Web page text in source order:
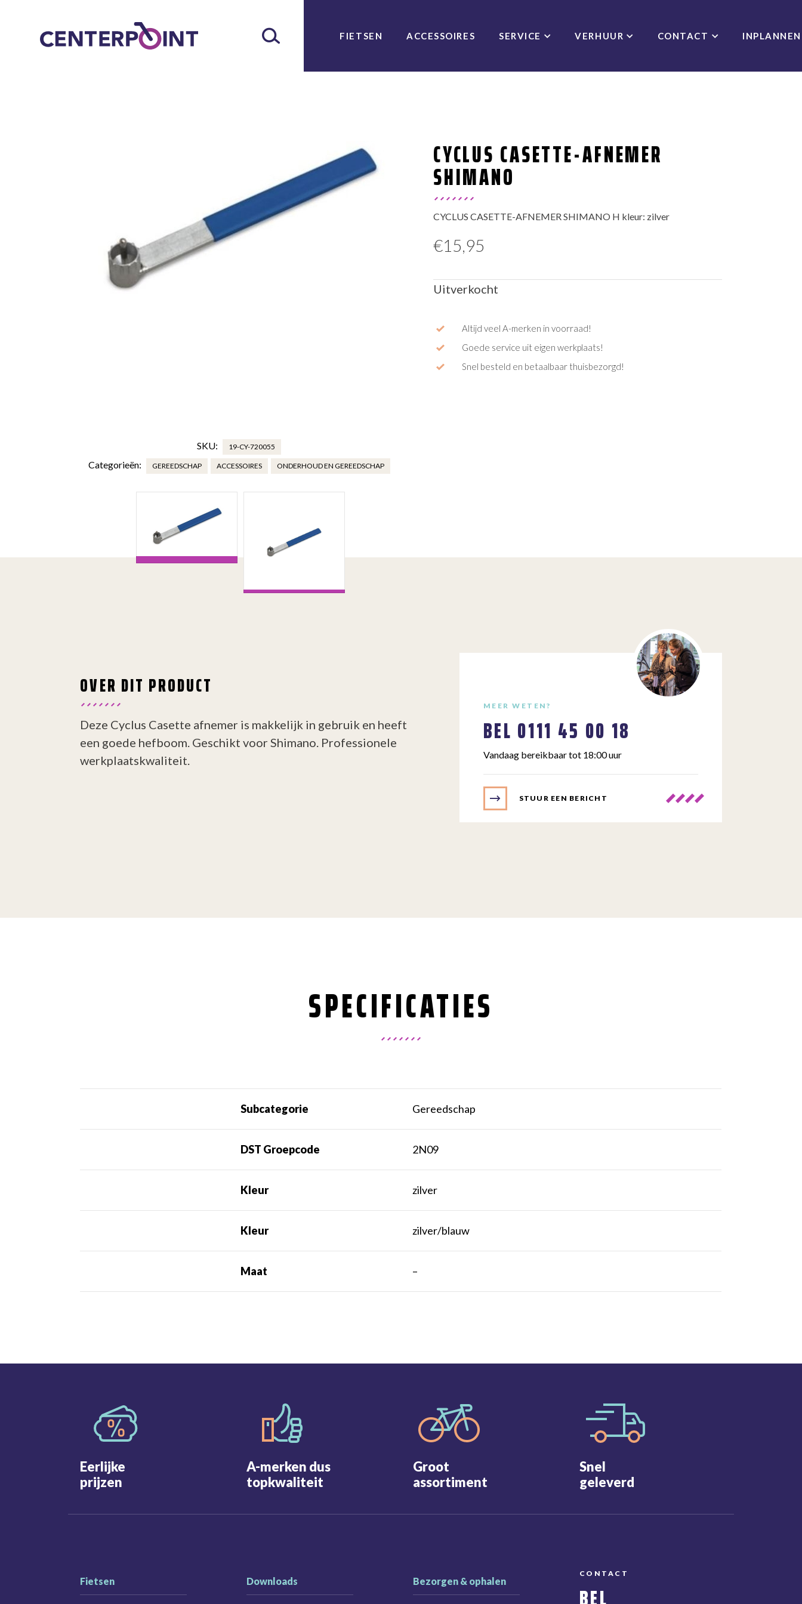
FIETSEN ACCESSOIRES SERVICE VERHUUR CONTACT INPLANNEN
SKU: 19-CY-720055
Categorieën: GEREEDSCHAP ACCESSOIRES ONDERHOUD EN GEREEDSCHAP
CYCLUS CASETTE-AFNEMER
SHIMANO
CYCLUS CASETTE-AFNEMER SHIMANO H kleur: zilver
€15,95
Uitverkocht
Altijd veel A-merken in voorraad!
Goede service uit eigen werkplaats!
Snel besteld en betaalbaar thuisbezorgd!
OVER DIT PRODUCT
Deze Cyclus Casette afnemer is makkelijk in gebruik en heeft
een goede hefboom. Geschikt voor Shimano. Professionele
werkplaatskwaliteit.
MEER WETEN?
BEL 0111 45 00 18
Vandaag bereikbaar tot 18:00 uur
STUUR EEN BERICHT
SPECIFICATIES
Subcategorie Gereedschap
DST Groepcode 2N09
Kleur zilver
Kleur zilver/blauw
Maat –
Eerlijke
prijzen
A-merken dus
topkwaliteit
Groot
assortiment
Snel
geleverd
Fietsen Downloads Bezorgen & ophalen
CONTACT